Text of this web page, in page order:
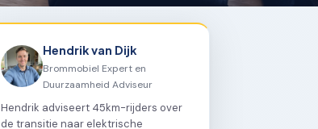
Hendrik van Dijk
Brommobiel Expert en
Duurzaamheid Adviseur
Hendrik adviseert 45km-rijders over
de transitie naar elektrische